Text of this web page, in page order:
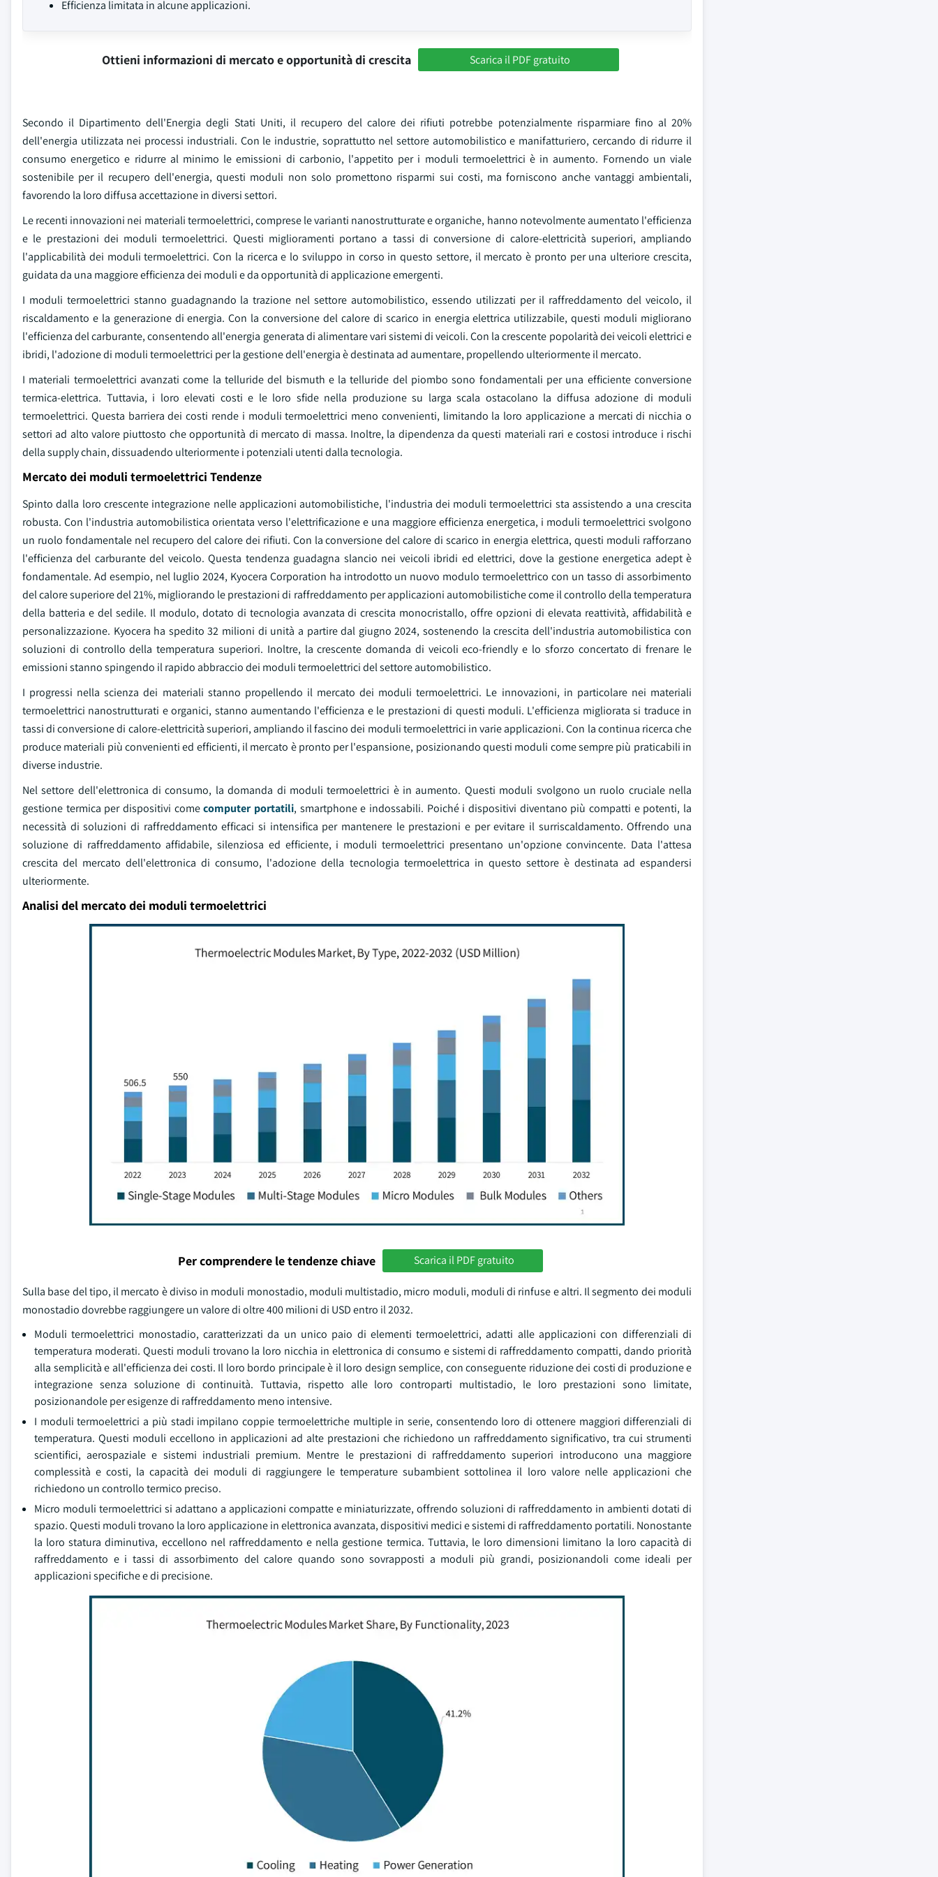
Efficienza limitata in alcune applicazioni.
Ottieni informazioni di mercato e opportunità di crescita Scarica il PDF gratuito
Secondo il Dipartimento dell'Energia degli Stati Uniti, il recupero del calore dei rifiuti potrebbe potenzialmente risparmiare fino al 20%
dell'energia utilizzata nei processi industriali. Con le industrie, soprattutto nel settore automobilistico e manifatturiero, cercando di ridurre il
consumo energetico e ridurre al minimo le emissioni di carbonio, l'appetito per i moduli termoelettrici è in aumento. Fornendo un viale
sostenibile per il recupero dell'energia, questi moduli non solo promettono risparmi sui costi, ma forniscono anche vantaggi ambientali,
favorendo la loro diffusa accettazione in diversi settori.
Le recenti innovazioni nei materiali termoelettrici, comprese le varianti nanostrutturate e organiche, hanno notevolmente aumentato l'efficienza
e le prestazioni dei moduli termoelettrici. Questi miglioramenti portano a tassi di conversione di calore-elettricità superiori, ampliando
l'applicabilità dei moduli termoelettrici. Con la ricerca e lo sviluppo in corso in questo settore, il mercato è pronto per una ulteriore crescita,
guidata da una maggiore efficienza dei moduli e da opportunità di applicazione emergenti.
I moduli termoelettrici stanno guadagnando la trazione nel settore automobilistico, essendo utilizzati per il raffreddamento del veicolo, il
riscaldamento e la generazione di energia. Con la conversione del calore di scarico in energia elettrica utilizzabile, questi moduli migliorano
l'efficienza del carburante, consentendo all'energia generata di alimentare vari sistemi di veicoli. Con la crescente popolarità dei veicoli elettrici e
ibridi, l'adozione di moduli termoelettrici per la gestione dell'energia è destinata ad aumentare, propellendo ulteriormente il mercato.
I materiali termoelettrici avanzati come la telluride del bismuth e la telluride del piombo sono fondamentali per una efficiente conversione
termica-elettrica. Tuttavia, i loro elevati costi e le loro sfide nella produzione su larga scala ostacolano la diffusa adozione di moduli
termoelettrici. Questa barriera dei costi rende i moduli termoelettrici meno convenienti, limitando la loro applicazione a mercati di nicchia o
settori ad alto valore piuttosto che opportunità di mercato di massa. Inoltre, la dipendenza da questi materiali rari e costosi introduce i rischi
della supply chain, dissuadendo ulteriormente i potenziali utenti dalla tecnologia.
Mercato dei moduli termoelettrici Tendenze
Spinto dalla loro crescente integrazione nelle applicazioni automobilistiche, l'industria dei moduli termoelettrici sta assistendo a una crescita
robusta. Con l'industria automobilistica orientata verso l'elettrificazione e una maggiore efficienza energetica, i moduli termoelettrici svolgono
un ruolo fondamentale nel recupero del calore dei rifiuti. Con la conversione del calore di scarico in energia elettrica, questi moduli rafforzano
l'efficienza del carburante del veicolo. Questa tendenza guadagna slancio nei veicoli ibridi ed elettrici, dove la gestione energetica adept è
fondamentale. Ad esempio, nel luglio 2024, Kyocera Corporation ha introdotto un nuovo modulo termoelettrico con un tasso di assorbimento
del calore superiore del 21%, migliorando le prestazioni di raffreddamento per applicazioni automobilistiche come il controllo della temperatura
della batteria e del sedile. Il modulo, dotato di tecnologia avanzata di crescita monocristallo, offre opzioni di elevata reattività, affidabilità e
personalizzazione. Kyocera ha spedito 32 milioni di unità a partire dal giugno 2024, sostenendo la crescita dell'industria automobilistica con
soluzioni di controllo della temperatura superiori. Inoltre, la crescente domanda di veicoli eco-friendly e lo sforzo concertato di frenare le
emissioni stanno spingendo il rapido abbraccio dei moduli termoelettrici del settore automobilistico.
I progressi nella scienza dei materiali stanno propellendo il mercato dei moduli termoelettrici. Le innovazioni, in particolare nei materiali
termoelettrici nanostrutturati e organici, stanno aumentando l'efficienza e le prestazioni di questi moduli. L'efficienza migliorata si traduce in
tassi di conversione di calore-elettricità superiori, ampliando il fascino dei moduli termoelettrici in varie applicazioni. Con la continua ricerca che
produce materiali più convenienti ed efficienti, il mercato è pronto per l'espansione, posizionando questi moduli come sempre più praticabili in
diverse industrie.
Nel settore dell'elettronica di consumo, la domanda di moduli termoelettrici è in aumento. Questi moduli svolgono un ruolo cruciale nella
gestione termica per dispositivi comecomputer portatili, smartphone e indossabili. Poiché i dispositivi diventano più compatti e potenti, la
necessità di soluzioni di raffreddamento efficaci si intensifica per mantenere le prestazioni e per evitare il surriscaldamento. Offrendo una
soluzione di raffreddamento affidabile, silenziosa ed efficiente, i moduli termoelettrici presentano un'opzione convincente. Data l'attesa
crescita del mercato dell'elettronica di consumo, l'adozione della tecnologia termoelettrica in questo settore è destinata ad espandersi
ulteriormente.
Analisi del mercato dei moduli termoelettrici
Per comprendere le tendenze chiave Scarica il PDF gratuito
Sulla base del tipo, il mercato è diviso in moduli monostadio, moduli multistadio, micro moduli, moduli di rinfuse e altri. Il segmento dei moduli
monostadio dovrebbe raggiungere un valore di oltre 400 milioni di USD entro il 2032.
Moduli termoelettrici monostadio, caratterizzati da un unico paio di elementi termoelettrici, adatti alle applicazioni con differenziali di
temperatura moderati. Questi moduli trovano la loro nicchia in elettronica di consumo e sistemi di raffreddamento compatti, dando priorità
alla semplicità e all'efficienza dei costi. Il loro bordo principale è il loro design semplice, con conseguente riduzione dei costi di produzione e
integrazione senza soluzione di continuità. Tuttavia, rispetto alle loro controparti multistadio, le loro prestazioni sono limitate,
posizionandole per esigenze di raffreddamento meno intensive.
I moduli termoelettrici a più stadi impilano coppie termoelettriche multiple in serie, consentendo loro di ottenere maggiori differenziali di
temperatura. Questi moduli eccellono in applicazioni ad alte prestazioni che richiedono un raffreddamento significativo, tra cui strumenti
scientifici, aerospaziale e sistemi industriali premium. Mentre le prestazioni di raffreddamento superiori introducono una maggiore
complessità e costi, la capacità dei moduli di raggiungere le temperature subambient sottolinea il loro valore nelle applicazioni che
richiedono un controllo termico preciso.
Micro moduli termoelettrici si adattano a applicazioni compatte e miniaturizzate, offrendo soluzioni di raffreddamento in ambienti dotati di
spazio. Questi moduli trovano la loro applicazione in elettronica avanzata, dispositivi medici e sistemi di raffreddamento portatili. Nonostante
la loro statura diminutiva, eccellono nel raffreddamento e nella gestione termica. Tuttavia, le loro dimensioni limitano la loro capacità di
raffreddamento e i tassi di assorbimento del calore quando sono sovrapposti a moduli più grandi, posizionandoli come ideali per
applicazioni specifiche e di precisione.